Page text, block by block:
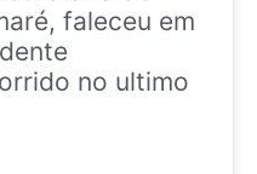
faleceu em
no ultimo